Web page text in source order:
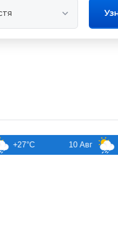
+26°C